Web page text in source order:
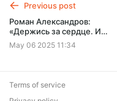
Previous post
Роман Александров:
«Держись за сердце. И
верь» // «Скажи Гордеевой»
May 06 2025 11:34
Terms of service